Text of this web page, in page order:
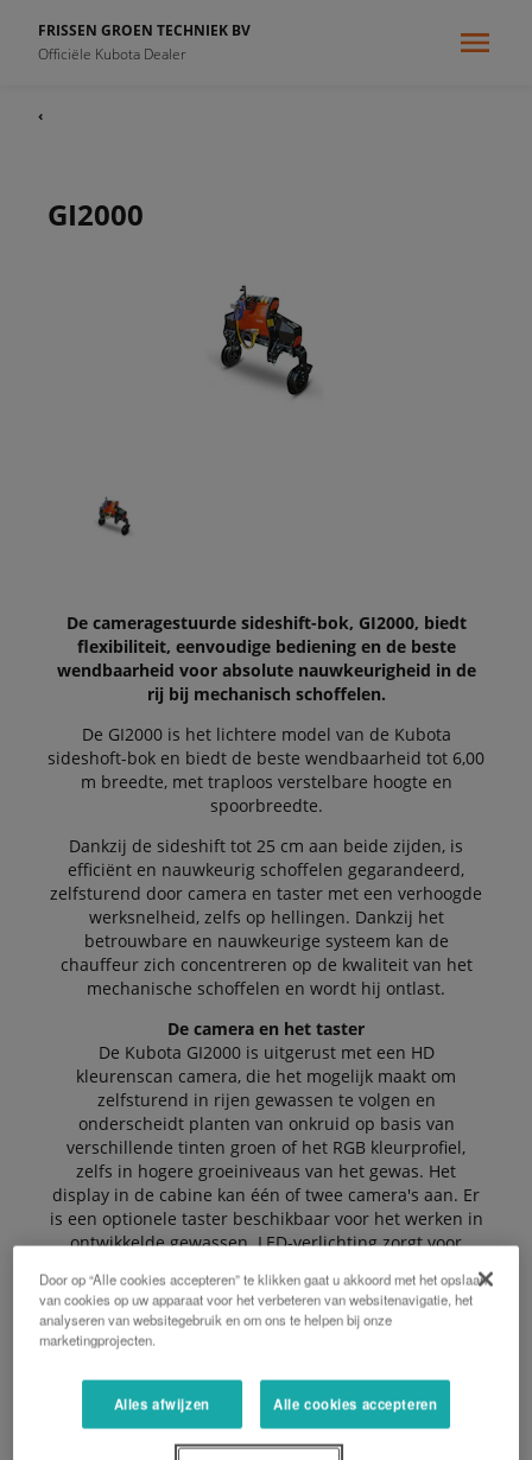
FRISSEN GROEN TECHNIEK BV
Officiële Kubota Dealer
‹
GI2000
De cameragestuurde sideshift-bok, GI2000, biedt
flexibiliteit, eenvoudige bediening en de beste
wendbaarheid voor absolute nauwkeurigheid in de
rij bij mechanisch schoffelen.
De GI2000 is het lichtere model van de Kubota
sideshoft-bok en biedt de beste wendbaarheid tot 6,00
m breedte, met traploos verstelbare hoogte en
spoorbreedte.
Dankzij de sideshift tot 25 cm aan beide zijden, is
efficiënt en nauwkeurig schoffelen gegarandeerd,
zelfsturend door camera en taster met een verhoogde
werksnelheid, zelfs op hellingen. Dankzij het
betrouwbare en nauwkeurige systeem kan de
chauffeur zich concentreren op de kwaliteit van het
mechanische schoffelen en wordt hij ontlast.
De camera en het taster
De Kubota GI2000 is uitgerust met een HD
kleurenscan camera, die het mogelijk maakt om
zelfsturend in rijen gewassen te volgen en
onderscheidt planten van onkruid op basis van
verschillende tinten groen of het RGB kleurprofiel,
zelfs in hogere groeiniveaus van het gewas. Het
display in de cabine kan één of twee camera's aan. Er
is een optionele taster beschikbaar voor het werken in
ontwikkelde gewassen. LED-verlichting zorgt voor
Ankerwiel
Uitgerust met het grootste ankerwiel op de markt,
houdt de GI2000 de schoffel ook in uitdagende
heuvelachtige omstandigheden op het juiste spoor
zonder bulldozereffect.
De voordelen:
Door op “Alle cookies accepteren” te klikken gaat u akkoord met het opslaan
van cookies op uw apparaat voor het verbeteren van websitenavigatie, het
analyseren van websitegebruik en om ons te helpen bij onze
marketingprojecten.
Alles afwijzen Alle cookies accepteren